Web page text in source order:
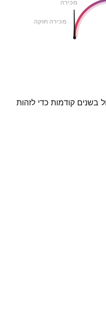
מכירה
מכירה חזקה
בשנים קודמות כדי לזהות